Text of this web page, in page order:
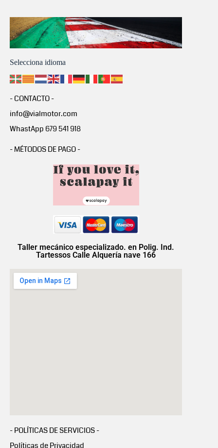
Selecciona idioma
- CONTACTO -
info@vialmotor.com
WhastApp 679 541 918
- MÉTODOS DE PAGO -
Taller mecánico especializado. en Polig. Ind.
Tartessos Calle Alquería nave 166
- POLÍTICAS DE SERVICIOS -
Políticas de Privacidad